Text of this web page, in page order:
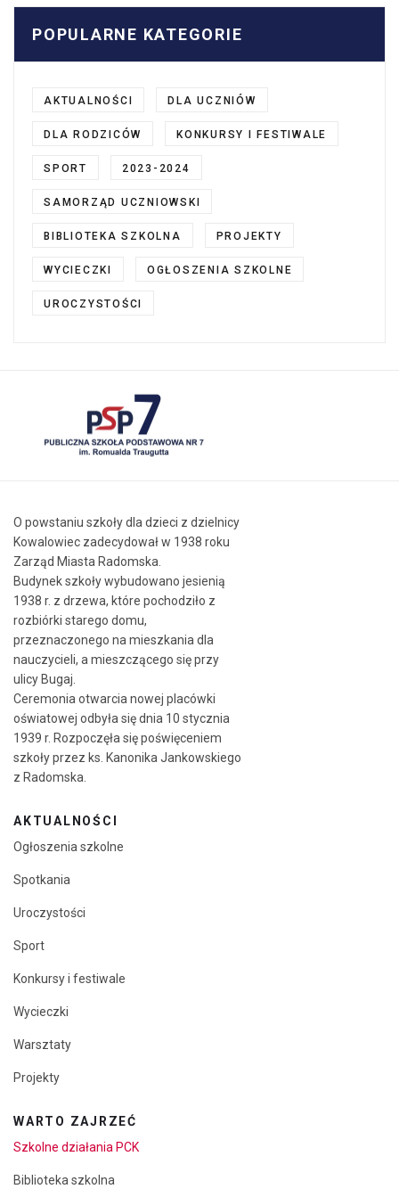
POPULARNE KATEGORIE
AKTUALNOŚCI DLA UCZNIÓW
DLA RODZICÓW KONKURSY I FESTIWALE
SPORT 2023-2024
SAMORZĄD UCZNIOWSKI
BIBLIOTEKA SZKOLNA PROJEKTY
WYCIECZKI OGŁOSZENIA SZKOLNE
UROCZYSTOŚCI
O powstaniu szkoły dla dzieci z dzielnicy
Kowalowiec zadecydował w 1938 roku
Zarząd Miasta Radomska.
Budynek szkoły wybudowano jesienią
1938 r. z drzewa, które pochodziło z
rozbiórki starego domu,
przeznaczonego na mieszkania dla
nauczycieli, a mieszczącego się przy
ulicy Bugaj.
Ceremonia otwarcia nowej placówki
oświatowej odbyła się dnia 10 stycznia
1939 r. Rozpoczęła się poświęceniem
szkoły przez ks. Kanonika Jankowskiego
z Radomska.
AKTUALNOŚCI
Ogłoszenia szkolne
Spotkania
Uroczystości
Sport
Konkursy i festiwale
Wycieczki
Warsztaty
Projekty
WARTO ZAJRZEĆ
Szkolne działania PCK
Biblioteka szkolna